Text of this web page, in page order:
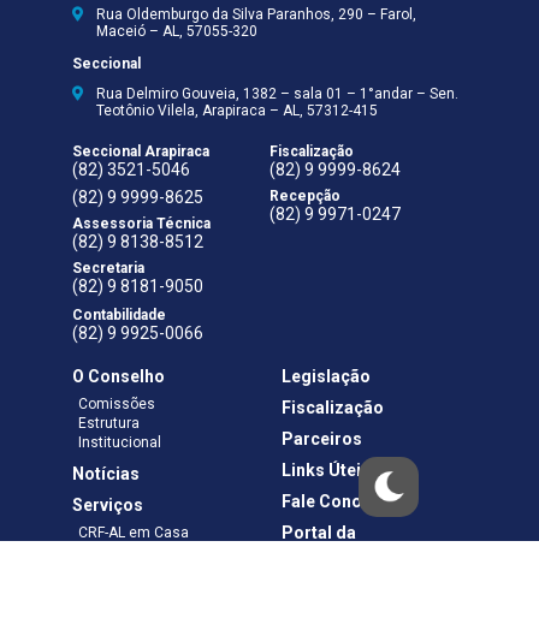
Rua Oldemburgo da Silva Paranhos, 290 – Farol,
Maceió – AL, 57055-320
Seccional
Rua Delmiro Gouveia, 1382 – sala 01 – 1°andar – Sen.
Teotônio Vilela, Arapiraca – AL, 57312-415
Seccional Arapiraca
(82) 3521-5046
(82) 9 9999-8625
Assessoria Técnica
(82) 9 8138-8512
Secretaria
(82) 9 8181-9050
Contabilidade
(82) 9 9925-0066
Fiscalização
(82) 9 9999-8624
Recepção
(82) 9 9971-0247
O Conselho
Comissões
Estrutura
Institucional
Notícias
Serviços
CRF-AL em Casa
Legislação
Fiscalização
Parceiros
Links Úteis
Fale Conosco
Portal da